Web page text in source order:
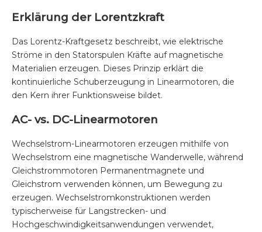
Erklärung der Lorentzkraft
Das Lorentz-Kraftgesetz beschreibt, wie elektrische
Ströme in den Statorspulen Kräfte auf magnetische
Materialien erzeugen. Dieses Prinzip erklärt die
kontinuierliche Schuberzeugung in Linearmotoren, die
den Kern ihrer Funktionsweise bildet.
AC- vs. DC-Linearmotoren
Wechselstrom-Linearmotoren erzeugen mithilfe von
Wechselstrom eine magnetische Wanderwelle, während
Gleichstrommotoren Permanentmagnete und
Gleichstrom verwenden können, um Bewegung zu
erzeugen. Wechselstromkonstruktionen werden
typischerweise für Langstrecken- und
Hochgeschwindigkeitsanwendungen verwendet,